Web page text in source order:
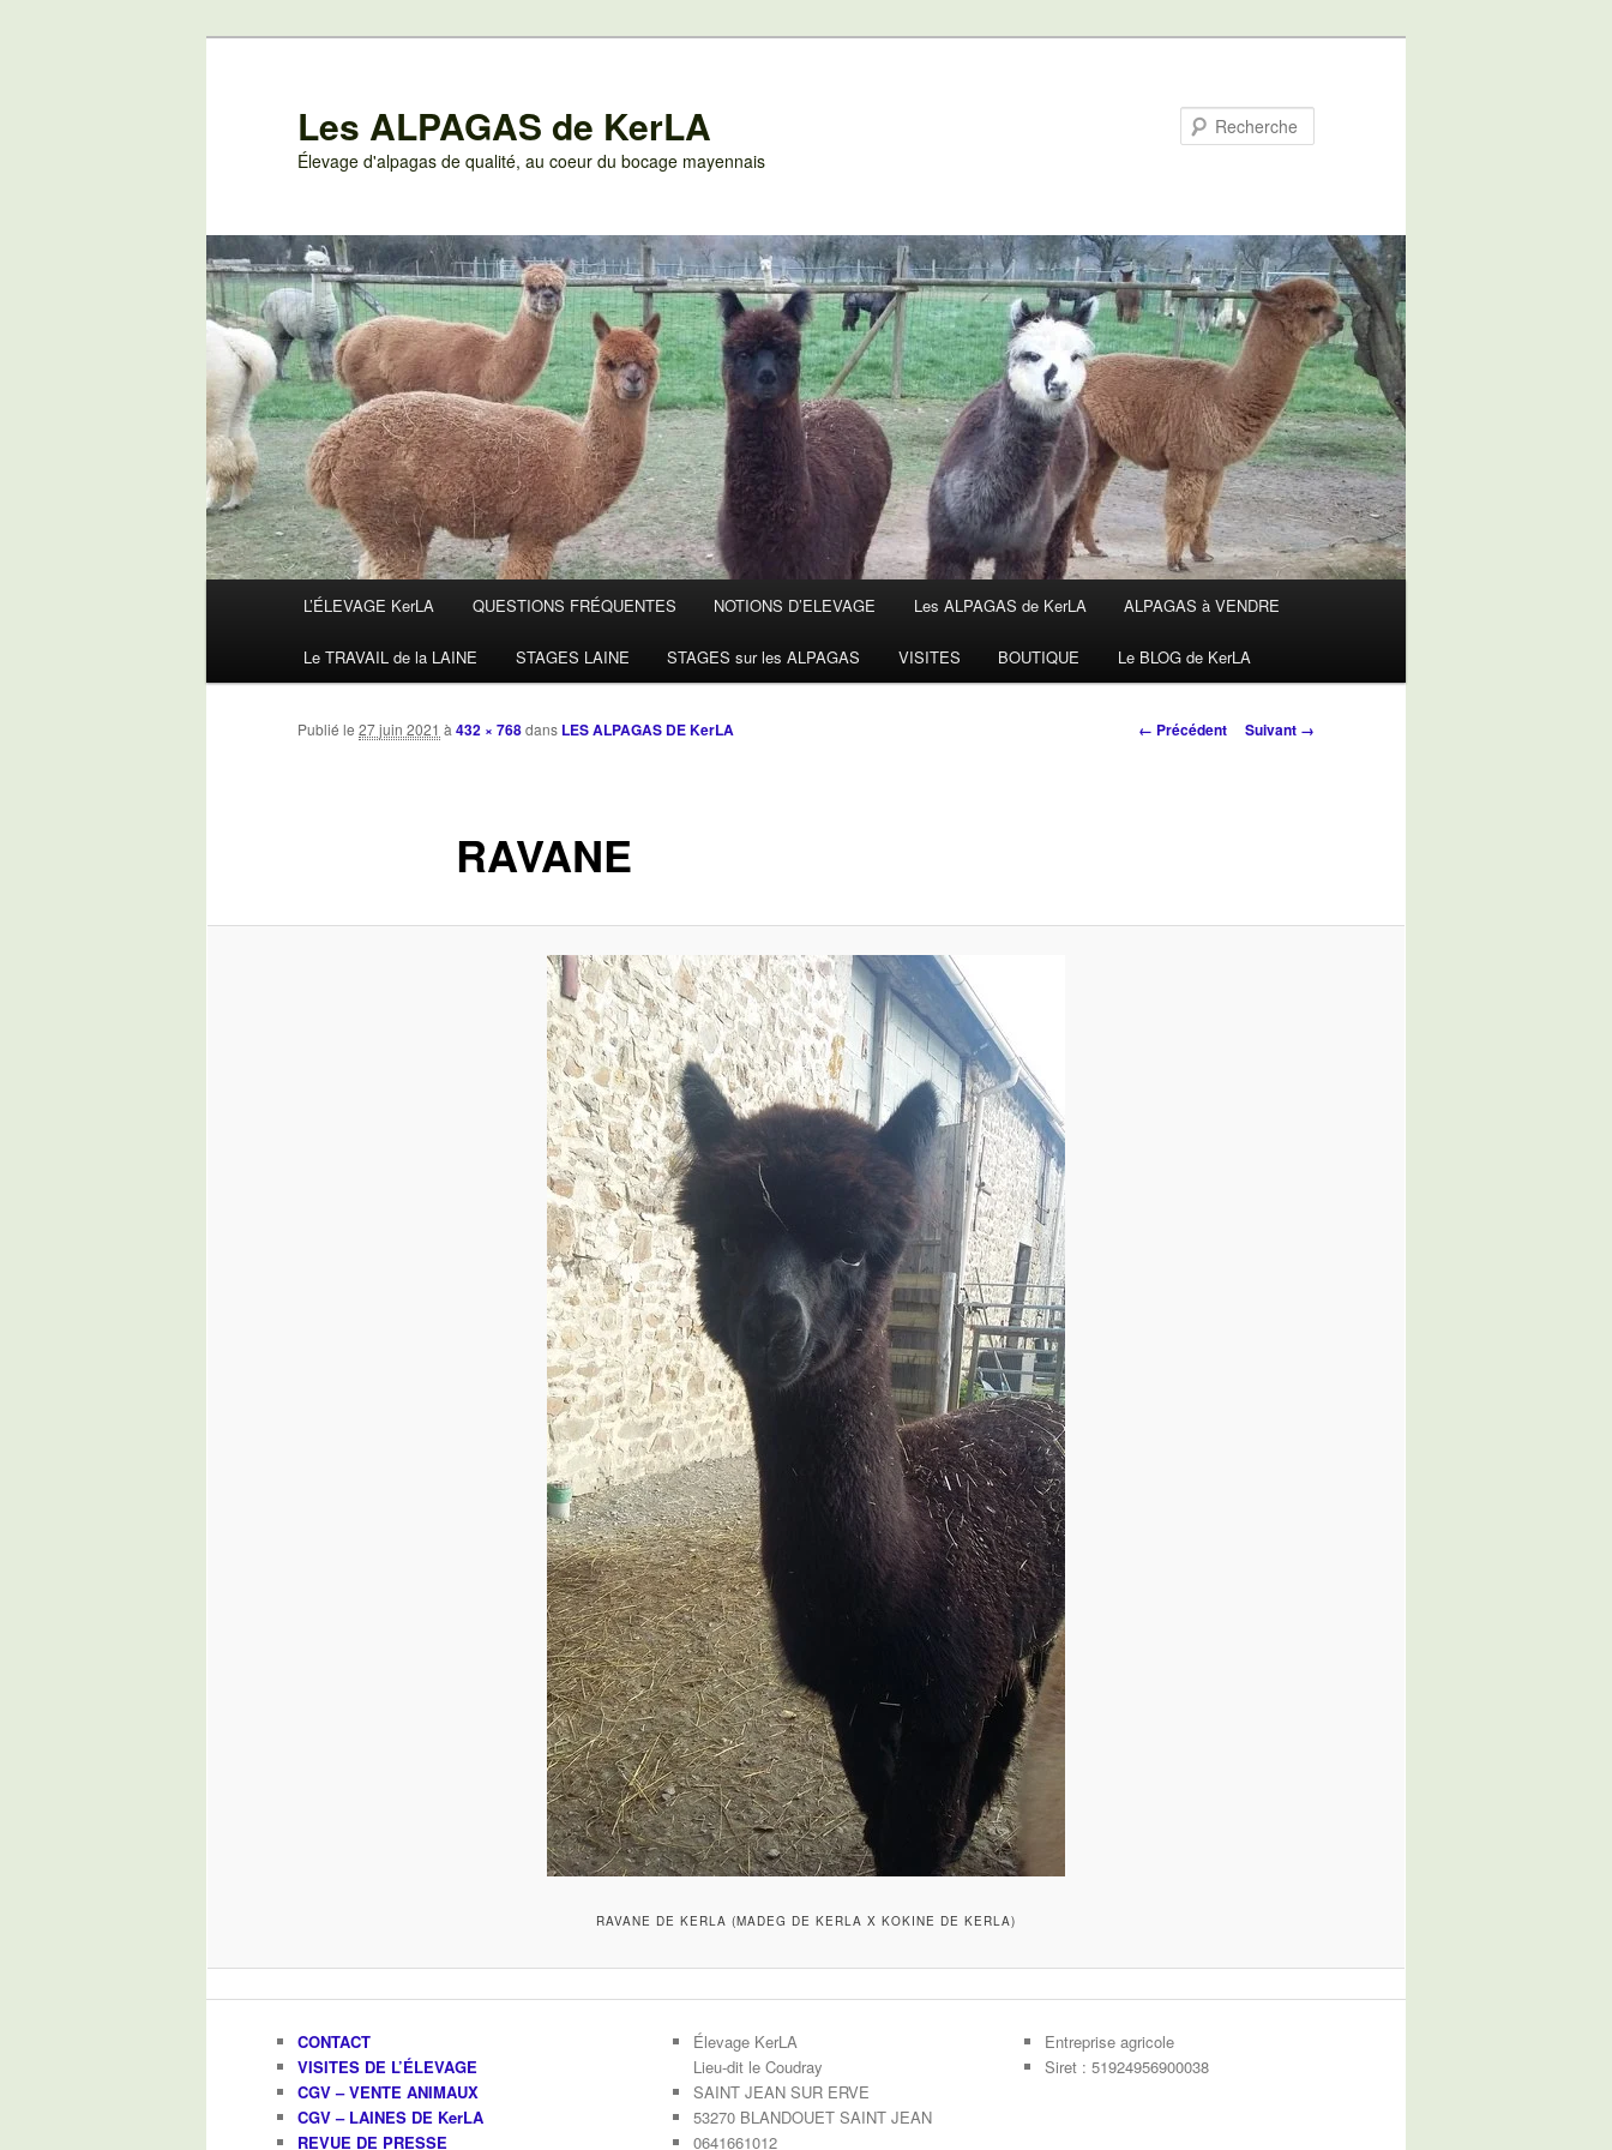
Les ALPAGAS de KerLA
Élevage d'alpagas de qualité, au coeur du bocage mayennais
L’ÉLEVAGE KerLA QUESTIONS FRÉQUENTES NOTIONS D’ELEVAGE Les ALPAGAS de KerLA ALPAGAS à VENDRE
Le TRAVAIL de la LAINE STAGES LAINE STAGES sur les ALPAGAS VISITES BOUTIQUE Le BLOG de KerLA
Navigation
← Précédent Suivant →
RAVANE
Publié le 27 juin 2021 à432 × 768dans LES ALPAGAS DE KerLA
RAVANE DE KERLA (MADEG DE KERLA X KOKINE DE KERLA)
CONTACT
VISITES DE L’ÉLEVAGE
CGV – VENTE ANIMAUX
CGV – LAINES DE KerLA
REVUE DE PRESSE
Élevage KerLA
Lieu-dit le Coudray
SAINT JEAN SUR ERVE
53270 BLANDOUET SAINT JEAN
0641661012
Entreprise agricole
Siret : 51924956900038